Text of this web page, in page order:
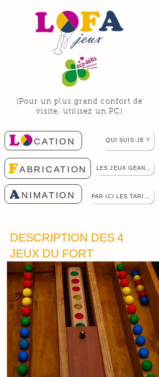
ABRICATION
NIMATION
QUI SUIS-JE ?
(Pour un plus grand confort de
visite, utilisez un PC)
CATION
DESCRIPTION DES 4
JEUX DU FORT